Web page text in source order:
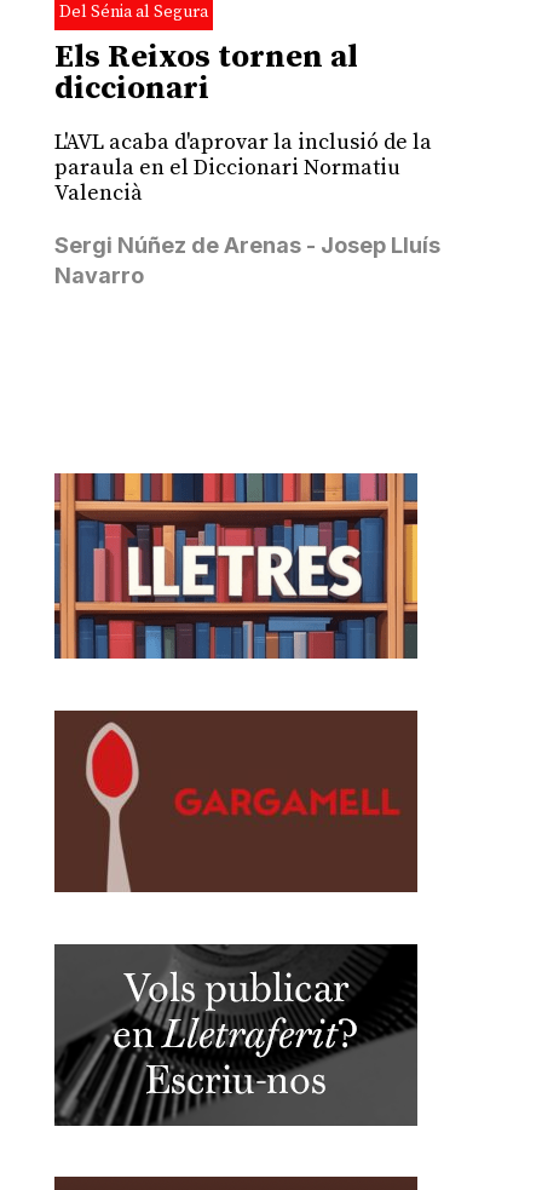
Del Sénia al Segura
Els Reixos tornen al
diccionari
L'AVL acaba d'aprovar la inclusió de la
paraula en el Diccionari Normatiu
Valencià
Sergi Núñez de Arenas - Josep Lluís
Navarro